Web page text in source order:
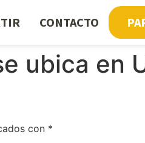
CONTACTO
ubica en
con *